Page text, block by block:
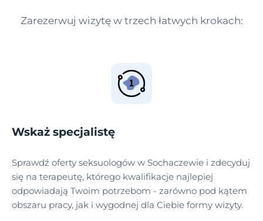
Zarezerwuj wizytę w trzech łatwych krokach:
Wskaż specjalistę
Sprawdź oferty seksuologów w Sochaczewie i zdecyduj
się na terapeutę, którego kwalifikacje najlepiej
odpowiadają Twoim potrzebom - zarówno pod kątem
obszaru pracy, jak i wygodnej dla Ciebie formy wizyty.